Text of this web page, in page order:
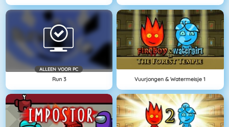
ALLEEN VOOR PC
Run 3 Vuurjongen & Watermeisje 1